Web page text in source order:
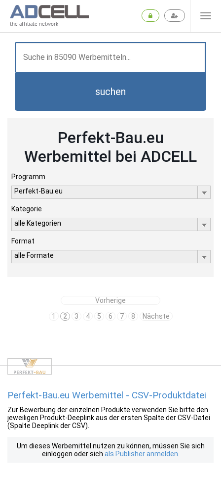
the affiliate network
suchen
Perfekt-Bau.eu
Werbemittel bei ADCELL
Programm
Perfekt-Bau.eu
Kategorie
alle Kategorien
Format
alle Formate
Vorherige
1
2 3 4 5 6 7 8 Nächste
Perfekt-Bau.eu Werbemittel - CSV-Produktdatei
Zur Bewerbung der einzelnen Produkte verwenden Sie bitte den
jeweiligen Produkt-Deeplink aus der ersten Spalte der CSV-Datei
(Spalte Deeplink der CSV).
Um dieses Werbemittel nutzen zu können, müssen Sie sich
einloggen oder sich als Publisher anmelden